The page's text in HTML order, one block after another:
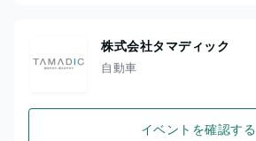
株式会社タマディック
自動車
イベントを確認する